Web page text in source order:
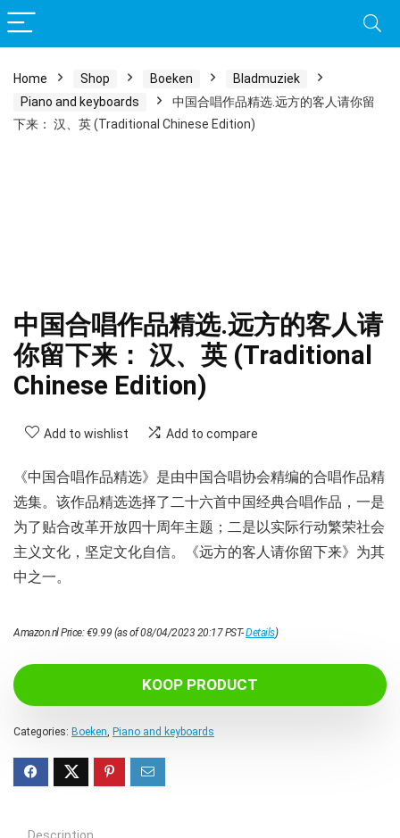
Home Shop Boeken
Bladmuziek
Piano and keyboards
中国合唱作品精选.远方的客人请你留
下来： 汉、英 (Traditional Chinese Edition)
中国合唱作品精选.远方的客人请
你留下来： 汉、英 (Traditional
Chinese Edition)
Add to wishlist Add to compare
《中国合唱作品精选》是由中国合唱协会精编的合唱作品精
选集。该作品精选选择了二十六首中国经典合唱作品，一是
为了贴合改革开放四十周年主题；二是以实际行动繁荣社会
主义文化，坚定文化自信。《远方的客人请你留下来》为其
中之一。
Amazon.nl Price:€9.99 (as of 08/04/2023 20:17 PST-Details)
KOOP PRODUCT
Categories: Boeken, Piano and keyboards